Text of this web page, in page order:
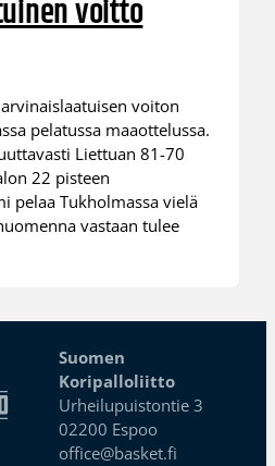
voitto
voiton
pelatussa maaottelussa.
Liettuan 81-70
22 pisteen
pelaa Tukholmassa vielä
vastaan tulee
Suomen
Koripalloliitto
Urheilupuistontie 3
02200 Espoo
office@basket.fi